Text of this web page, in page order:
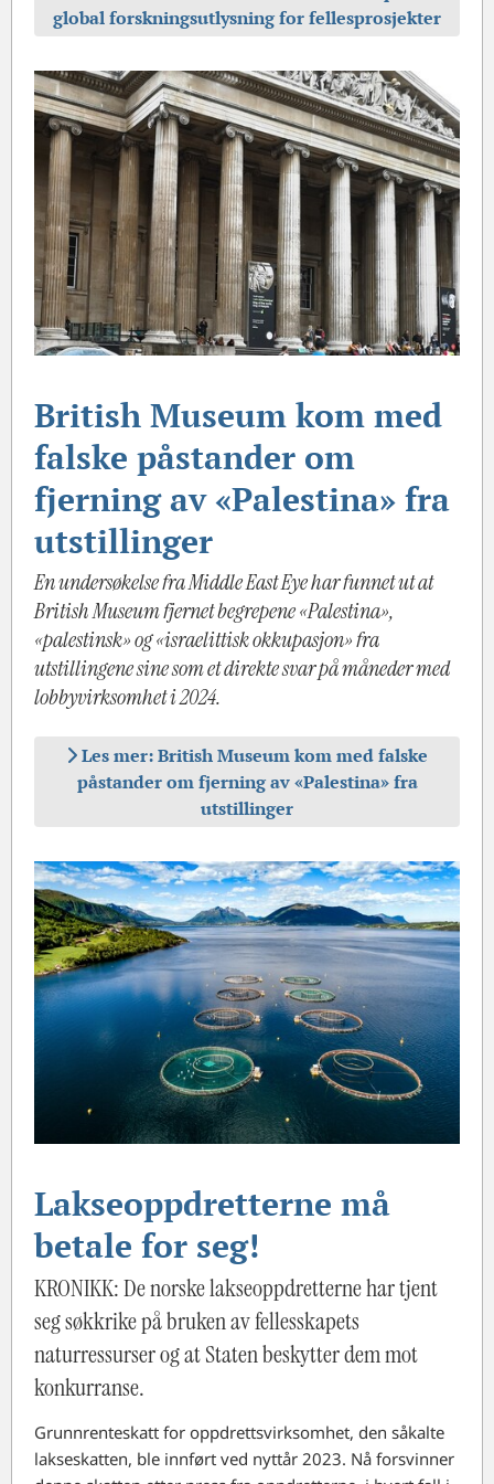
global forskningsutlysning for fellesprosjekter
British Museum kom med
falske påstander om
fjerning av «Palestina» fra
utstillinger
En undersøkelse fra Middle East Eye har funnet ut at
British Museum fjernet begrepene «Palestina»,
«palestinsk» og «israelittisk okkupasjon» fra
utstillingene sine som et direkte svar på måneder med
lobbyvirksomhet i 2024.
Les mer: British Museum kom med falske
påstander om fjerning av «Palestina» fra
utstillinger
Lakseoppdretterne må
betale for seg!
KRONIKK: De norske lakseoppdretterne har tjent
seg søkkrike på bruken av fellesskapets
naturressurser og at Staten beskytter dem mot
konkurranse.
Grunnrenteskatt for oppdrettsvirksomhet, den såkalte
lakseskatten, ble innført ved nyttår 2023. Nå forsvinner